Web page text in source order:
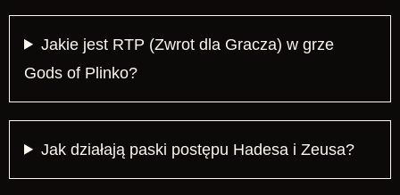
Jakie jest RTP (Zwrot dla Gracza) w grze
Gods of Plinko?
Jak działają paski postępu Hadesa i Zeusa?